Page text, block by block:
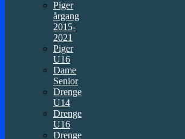
Piger
årgang
2015-
2021
Piger
U16
Dame
Senior
Drenge
U14
Drenge
U16
Drenge